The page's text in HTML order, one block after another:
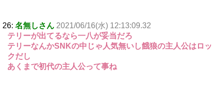
26: 名無しさん 2021/06/16(水) 12:13:09.32
テリーが出てるなら一八が妥当だろ
テリーなんかSNKの中じゃ人気無いし餓狼の主人公はロッ
クだし
あくまで初代の主人公って事ね